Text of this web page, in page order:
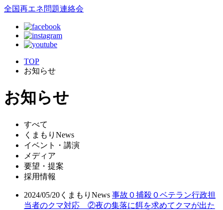
全国再エネ問題連絡会
TOP
お知らせ
お知らせ
すべて
くまもりNews
イベント・講演
メディア
要望・提案
採用情報
2024/05/20 くまもりNews 事故０捕殺０ベテラン行政担
当者のクマ対応 ②夜の集落に餌を求めてクマが出た